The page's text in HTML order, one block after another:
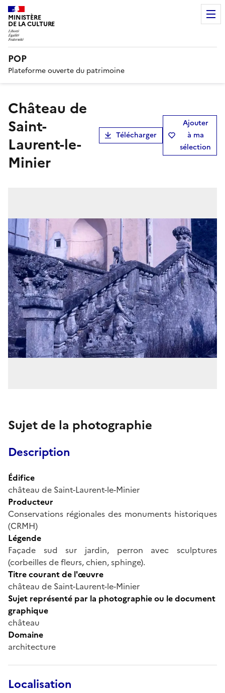
MINISTÈRE
DE LA CULTURE
POP
Plateforme ouverte du patrimoine
château de
Saint-
Laurent-le-
Minier
Télécharger
Ajouter
à ma
sélection
Sujet de la photographie
Description
Édifice
château de Saint-Laurent-le-Minier
Producteur
Conservations régionales des monuments historiques
(CRMH)
Légende
Façade sud sur jardin, perron avec sculptures
(corbeilles de fleurs, chien, sphinge).
Titre courant de l'œuvre
château de Saint-Laurent-le-Minier
Sujet représenté par la photographie ou le document
graphique
château
Domaine
architecture
Localisation